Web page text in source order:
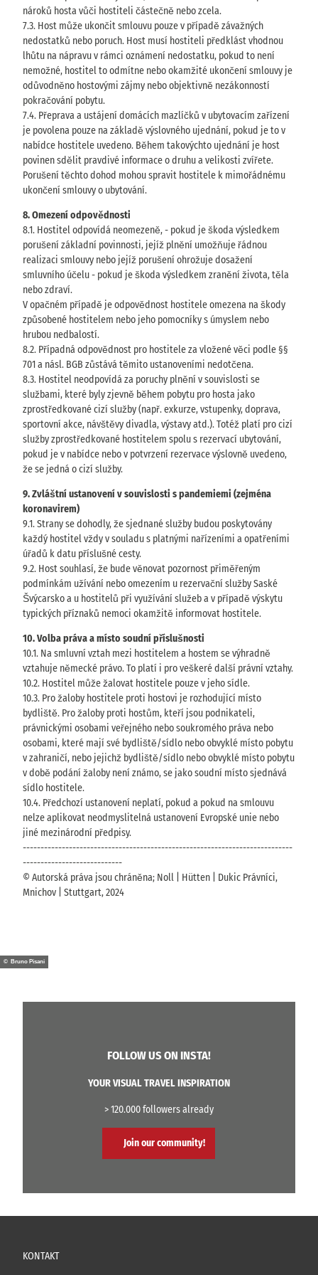
nároků hosta vůči hostiteli částečně nebo zcela.
7.3. Host může ukončit smlouvu pouze v případě závažných
nedostatků nebo poruch. Host musí hostiteli předklást vhodnou
lhůtu na nápravu v rámci oznámení nedostatku, pokud to není
nemožné, hostitel to odmítne nebo okamžité ukončení smlouvy je
odůvodněno hostovými zájmy nebo objektivně nezákonností
pokračování pobytu.
7.4. Přeprava a ustájení domácích mazlíčků v ubytovacím zařízení
je povolena pouze na základě výslovného ujednání, pokud je to v
nabídce hostitele uvedeno. Během takovýchto ujednání je host
povinen sdělit pravdivé informace o druhu a velikosti zvířete.
Porušení těchto dohod mohou spravit hostitele k mimořádnému
ukončení smlouvy o ubytování.
8. Omezení odpovědnosti
8.1. Hostitel odpovídá neomezeně, - pokud je škoda výsledkem
porušení základní povinnosti, jejíž plnění umožňuje řádnou
realizaci smlouvy nebo jejíž porušení ohrožuje dosažení
smluvního účelu - pokud je škoda výsledkem zranění života, těla
nebo zdraví.
V opačném případě je odpovědnost hostitele omezena na škody
způsobené hostitelem nebo jeho pomocníky s úmyslem nebo
hrubou nedbalostí.
8.2. Případná odpovědnost pro hostitele za vložené věci podle §§
701 a násl. BGB zůstává těmito ustanoveními nedotčena.
8.3. Hostitel neodpovídá za poruchy plnění v souvislosti se
službami, které byly zjevně během pobytu pro hosta jako
zprostředkované cizí služby (např. exkurze, vstupenky, doprava,
sportovní akce, návštěvy divadla, výstavy atd.). Totéž platí pro cizí
služby zprostředkované hostitelem spolu s rezervací ubytování,
pokud je v nabídce nebo v potvrzení rezervace výslovně uvedeno,
že se jedná o cizí služby.
9. Zvláštní ustanovení v souvislosti s pandemiemi (zejména
koronavirem)
9.1. Strany se dohodly, že sjednané služby budou poskytovány
každý hostitel vždy v souladu s platnými nařízeními a opatřeními
úřadů k datu příslušné cesty.
9.2. Host souhlasí, že bude věnovat pozornost přiměřeným
podmínkám užívání nebo omezením u rezervační služby Saské
Švýcarsko a u hostitelů při využívání služeb a v případě výskytu
typických příznaků nemoci okamžitě informovat hostitele.
10. Volba práva a místo soudní příslušnosti
10.1. Na smluvní vztah mezi hostitelem a hostem se výhradně
vztahuje německé právo. To platí i pro veškeré další právní vztahy.
10.2. Hostitel může žalovat hostitele pouze v jeho sídle.
10.3. Pro žaloby hostitele proti hostovi je rozhodující místo
bydliště. Pro žaloby proti hostům, kteří jsou podnikateli,
právnickými osobami veřejného nebo soukromého práva nebo
osobami, které mají své bydliště/sídlo nebo obvyklé místo pobytu
v zahraničí, nebo jejichž bydliště/sídlo nebo obvyklé místo pobytu
v době podání žaloby není známo, se jako soudní místo sjednává
sídlo hostitele.
10.4. Předchozí ustanovení neplatí, pokud a pokud na smlouvu
nelze aplikovat neodmyslitelná ustanovení Evropské unie nebo
jiné mezinárodní předpisy.
----------------------------------------------------------------------------
----------------------------
© Autorská práva jsou chráněna; Noll | Hütten | Dukic Právníci,
Mnichov | Stuttgart, 2024
© Bruno Pisani
FOLLOW US ON INSTA!
YOUR VISUAL TRAVEL INSPIRATION
> 120.000 followers already
Join our community!
KONTAKT